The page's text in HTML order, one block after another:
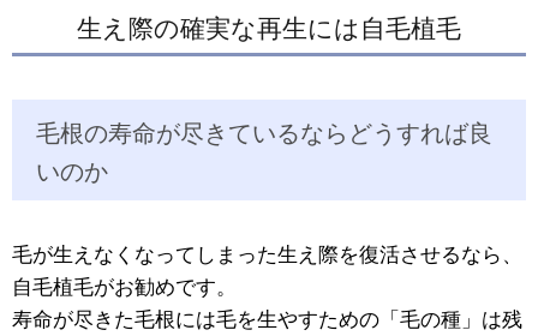
生え際の確実な再生には自毛植毛
毛根の寿命が尽きているならどうすれば良
いのか
毛が生えなくなってしまった生え際を復活させるなら、
自毛植毛がお勧めです。
寿命が尽きた毛根には毛を生やすための「毛の種」は残